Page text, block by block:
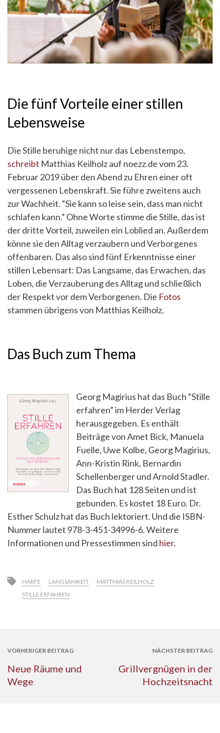
Die fünf Vorteile einer stillen
Lebensweise
Die Stille beruhige nicht nur das Lebenstempo,
schreibt Matthias Keilholz auf noezz.de vom 23.
Februar 2019 über den Abend zu Ehren einer oft
vergessenen Lebenskraft. Sie führe zweitens auch
zur Wachheit. “Sie kann so leise sein, dass man nicht
schlafen kann.” Ohne Worte stimme die Stille, das ist
der dritte Vorteil, zuweilen ein Loblied an. Außerdem
könne sie den Alltag verzaubern und Verborgenes
offenbaren. Das also sind fünf Erkenntnisse einer
stillen Lebensart: Das Langsame, das Erwachen, das
Loben, die Verzauberung des Alltag und schließlich
der Respekt vor dem Verborgenen. Die Fotos
stammen übrigens von Matthias Keilholz.
Das Buch zum Thema
Georg Magirius hat das Buch “Stille
erfahren” im Herder Verlag
herausgegeben. Es enthält
Beiträge von Amet Bick, Manuela
Fuelle, Uwe Kolbe, Georg Magirius,
Ann-Kristin Rink, Bernardin
Schellenberger und Arnold Stadler.
Das Buch hat 128 Seiten und ist
gebunden. Es kostet 18 Euro. Dr.
Esther Schulz hat das Buch lektoriert. Und die ISBN-
Nummer lautet 978-3-451-34996-6. Weitere
Informationen und Pressestimmen sind hier.
HARFE LANGSAMKEIT
MATTHIAS KEILHOLZ
STILLE ERFAHREN
VORHERIGER BEITRAG
Neue Räume und
Wege
NÄCHSTER BEITRAG
Grillvergnügen in der
Hochzeitsnacht